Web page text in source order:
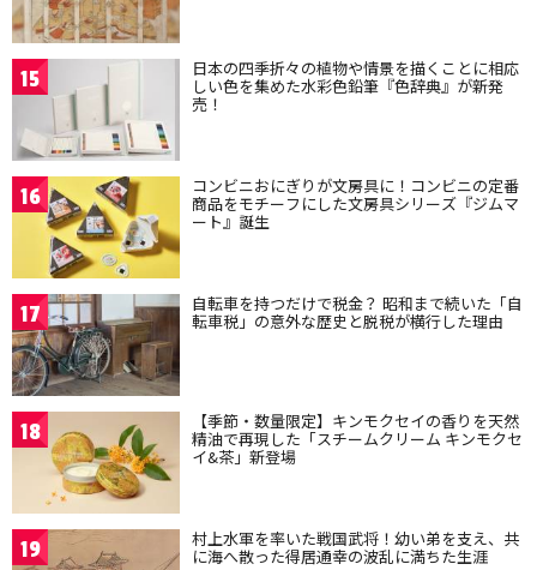
15 日本の四季折々の植物や情景を描くことに相応
しい色を集めた水彩色鉛筆『色辞典』が新発
売！
16 コンビニおにぎりが文房具に！コンビニの定番
商品をモチーフにした文房具シリーズ『ジムマ
ート』誕生
17 自転車を持つだけで税金？ 昭和まで続いた「自
転車税」の意外な歴史と脱税が横行した理由
18 【季節・数量限定】キンモクセイの香りを天然
精油で再現した「スチームクリーム キンモクセ
イ&茶」新登場
19 村上水軍を率いた戦国武将！幼い弟を支え、共
に海へ散った得居通幸の波乱に満ちた生涯